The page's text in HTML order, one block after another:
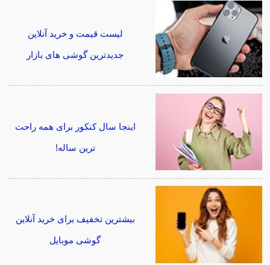
لیست قیمت و خرید آنلاین
جدیدترین گوشی های بازار
اینجا سال کنکور برای همه راحت
ترین ساله!
بیشترین تخفیف برای خرید آنلاین
گوشی موبایل